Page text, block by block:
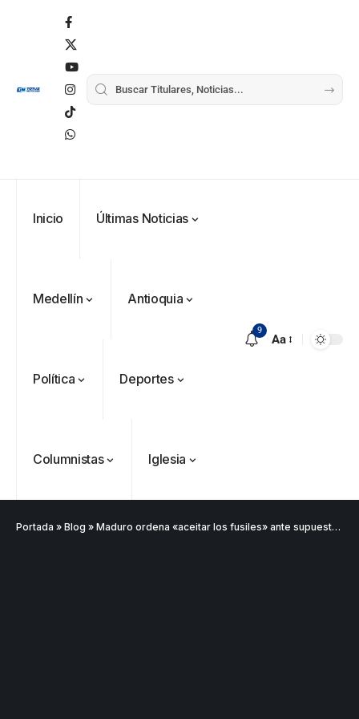
Inicio Últimas Noticias
Medellín Antioquia
Política Deportes
Columnistas Iglesia
9
Aa
Portada » Blog » Maduro ordena «aceitar los fusiles» ante supuestas amenazas de Uribe y Duque